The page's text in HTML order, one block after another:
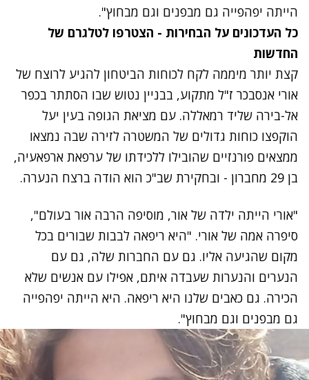
הייתה יפהפייה גם מבפנים וגם מבחוץ".
כל העדכונים על הבחירות - הצטרפו לטלגרם של
החדשות
קצת יותר מיממה לקח לכוחות הביטחון להגיע לרוצח של
אורי אנסבכר ז"ל מתקוע, בבניין נטוש שבו הסתתר בכפר
אל-בירה שליד רמאללה. עם מציאת הגופה בעין יעל
הוקפצו כוחות גדולים של המשטרה לזירה שבה נמצאו
ממצאים פורנזיים שהובילו ללכידתו של ערפאת ארפאעיה,
בן 29 מחברון - ובחקירת שב"כ הוא הודה ברצח הנערה.
"אורי הייתה ילדה של אור, מוסיפה הרבה אור בעולם",
סיפרה אמה של אורי. "היא ריפאה לבבות שבורים בכל
מקום שהגיעה אליו. גם עם החברות שלה, גם עם
הנערים והנערות שעבדה איתם, אפילו עם אנשים שלא
הכירה. גם כאבים שלנו היא ריפאה. היא הייתה יפהפייה
גם מבפנים וגם מבחוץ".